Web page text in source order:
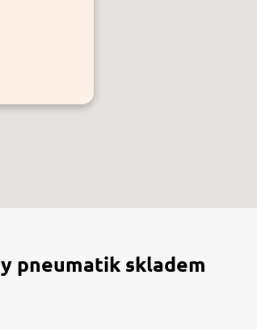
pneumatik skladem